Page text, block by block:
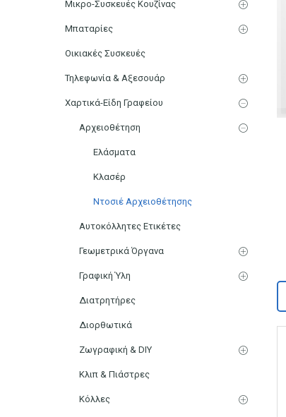
Μικρο-Συσκευές Κουζίνας
Μπαταρίες
Οικιακές Συσκευές
Τηλεφωνία & Αξεσουάρ
Χαρτικά-Είδη Γραφείου
Αρχειοθέτηση
Ελάσματα
Κλασέρ
Ντοσιέ Αρχειοθέτησης
Αυτοκόλλητες Ετικέτες
Γεωμετρικά Όργανα
Γραφική Ύλη
Διατρητήρες
Διορθωτικά
Ζωγραφική & DIY
Κλιπ & Πιάστρες
Κόλλες